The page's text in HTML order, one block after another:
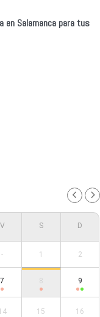
en Salamanca para tus
- 1 2
7 8 9
15 16